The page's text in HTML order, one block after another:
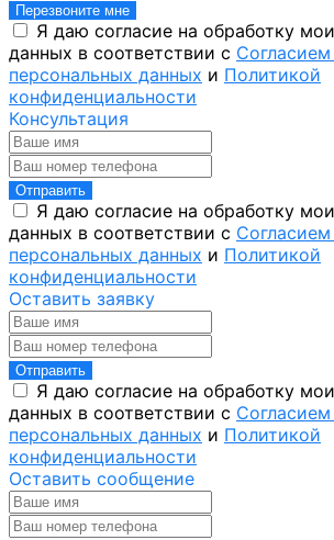
Перезвоните мне
Я даю согласие на обработку
данных в соответствии с
персональных данных и Политикой
конфиденциальности
Консультация
Отправить
Я даю согласие на обработку
данных в соответствии с
персональных данных и Политикой
конфиденциальности
Оставить заявку
Отправить
Я даю согласие на обработку
данных в соответствии с
персональных данных и Политикой
конфиденциальности
Оставить сообщение